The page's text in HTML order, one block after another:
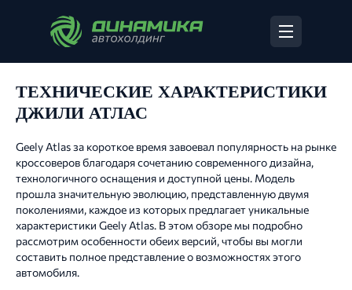
ТЕХНИЧЕСКИЕ ХАРАКТЕРИСТИКИ
ДЖИЛИ АТЛАС
Geely Atlas за короткое время завоевал популярность на рынке
кроссоверов благодаря сочетанию современного дизайна,
технологичного оснащения и доступной цены. Модель
прошла значительную эволюцию, представленную двумя
поколениями, каждое из которых предлагает уникальные
характеристики Geely Atlas. В этом обзоре мы подробно
рассмотрим особенности обеих версий, чтобы вы могли
составить полное представление о возможностях этого
автомобиля.